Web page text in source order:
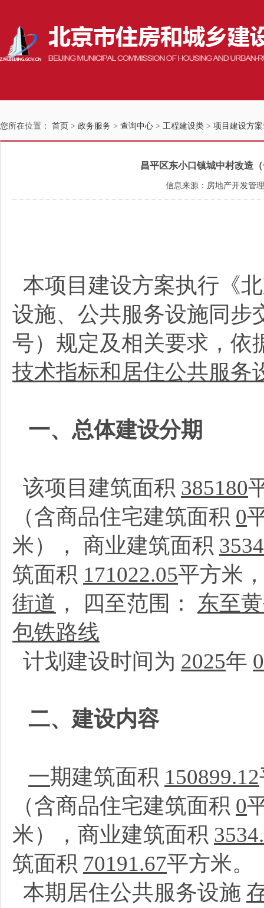
您所在位置： 首页 > 政务服务 > 查询中心 > 工程建设类 > 项目建设方
昌平区东小口镇城中村改造
信息来源：房地产开发管
本项目建设方案执行《
设施、公共服务设施同步
号）规定及相关要求，依
技术指标和居住公共服务
一、总体建设分期
该项目建筑面积 385180
（含商品住宅建筑面积 0
米）， 商业建筑面积
筑面积 171022.05平方米
街道 ， 四至范围： 东至
包铁路线
计划建设时间为 2025年
二、建设内容
一期建筑面积 150899.12
（含商品住宅建筑面积 0
米），商业建筑面积
筑面积 70191.67平方米。
本期居住公共服务设施